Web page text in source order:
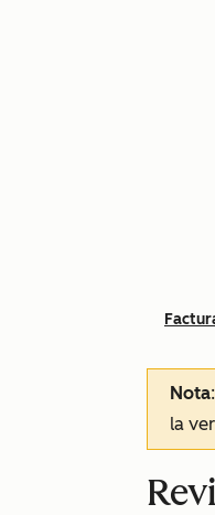
Nota
la